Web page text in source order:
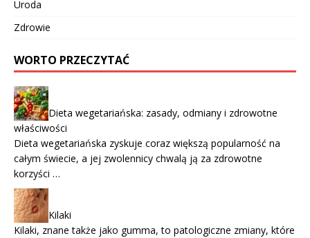
Uroda
Zdrowie
WORTO PRZECZYTAĆ
Dieta wegetariańska: zasady, odmiany i zdrowotne
właściwości
Dieta wegetariańska zyskuje coraz większą popularność na
całym świecie, a jej zwolennicy chwalą ją za zdrowotne
korzyści …
Kilaki
Kilaki, znane także jako gumma, to patologiczne zmiany, które